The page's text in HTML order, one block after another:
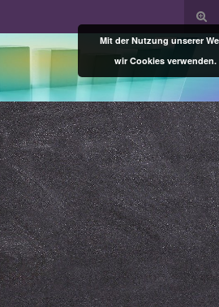
Mit der Nutzung unserer
wir Cookies verwenden.